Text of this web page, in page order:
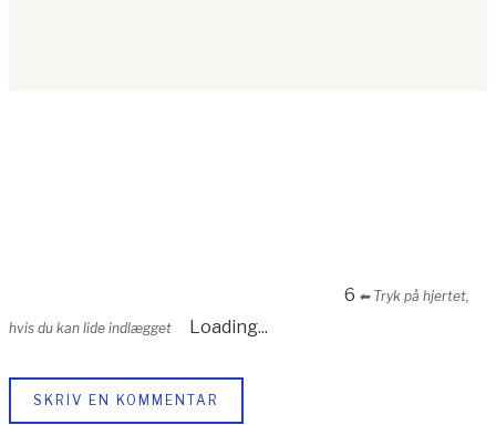
6 ⬅︎ Tryk på hjertet,
hvis du kan lide indlægget
Loading...
SKRIV EN KOMMENTAR